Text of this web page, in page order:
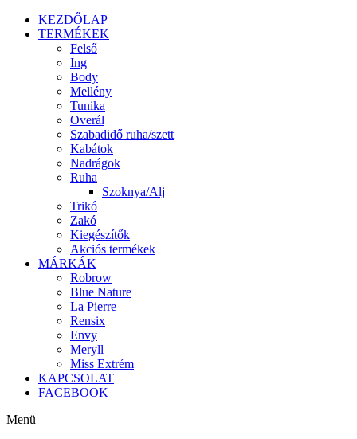
KEZDŐLAP
TERMÉKEK
Felső
Ing
Body
Mellény
Tunika
Overál
Szabadidő ruha/szett
Kabátok
Nadrágok
Ruha
Szoknya/Alj
Trikó
Zakó
Kiegészítők
Akciós termékek
MÁRKÁK
Robrow
Blue Nature
La Pierre
Rensix
Envy
Meryll
Miss Extrém
KAPCSOLAT
FACEBOOK
Menü